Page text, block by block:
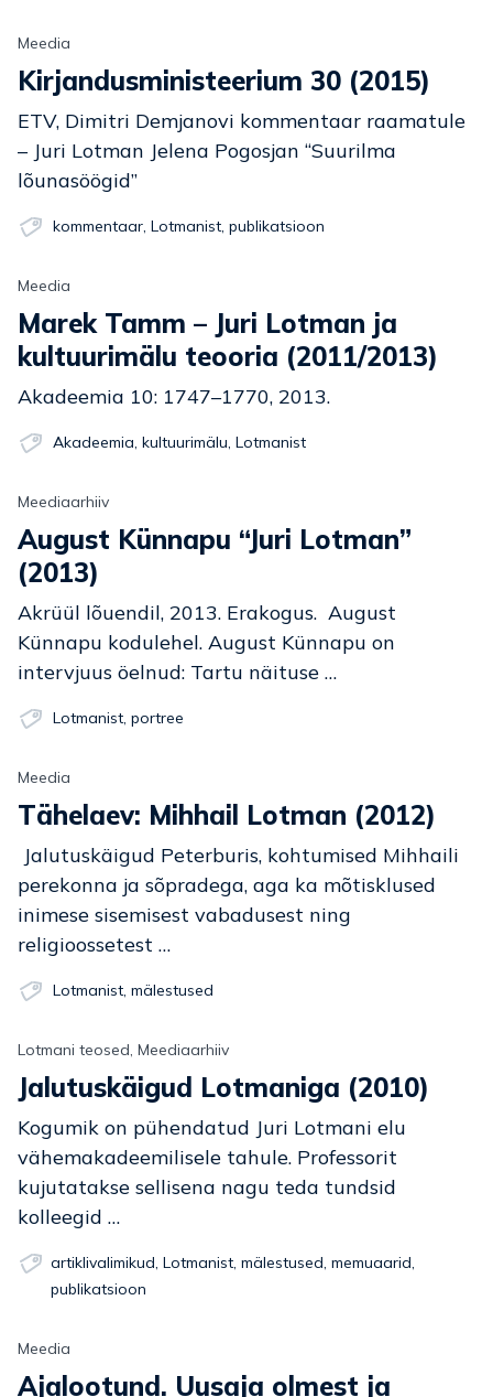
Meedia
Kirjandusministeerium 30 (2015)
ETV, Dimitri Demjanovi kommentaar raamatule
– Juri Lotman Jelena Pogosjan “Suurilma
lõunasöögid”
kommentaar, Lotmanist, publikatsioon
Meedia
Marek Tamm – Juri Lotman ja
kultuurimälu teooria (2011/2013)
Akadeemia 10: 1747–1770, 2013.
Akadeemia, kultuurimälu, Lotmanist
Meediaarhiiv
August Künnapu “Juri Lotman”
(2013)
Akrüül lõuendil, 2013. Erakogus. August
Künnapu kodulehel. August Künnapu on
intervjuus öelnud: Tartu näituse …
Lotmanist, portree
Meedia
Tähelaev: Mihhail Lotman (2012)
Jalutuskäigud Peterburis, kohtumised Mihhaili
perekonna ja sõpradega, aga ka mõtisklused
inimese sisemisest vabadusest ning
religioossetest …
Lotmanist, mälestused
Lotmani teosed, Meediaarhiiv
Jalutuskäigud Lotmaniga (2010)
Kogumik on pühendatud Juri Lotmani elu
vähemakadeemilisele tahule. Professorit
kujutatakse sellisena nagu teda tundsid
kolleegid …
artiklivalimikud, Lotmanist, mälestused, memuaarid,
publikatsioon
Meedia
Ajalootund. Uusaja olmest ja